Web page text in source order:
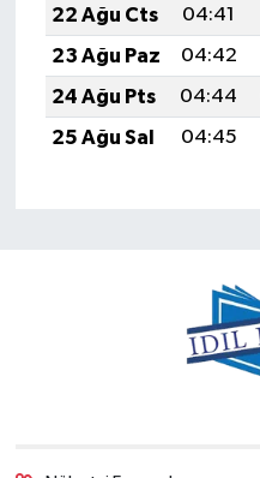
22 Ağu Cts
04:41
23 Ağu Paz
04:42
24 Ağu Pts
04:44
25 Ağu Sal
04:45